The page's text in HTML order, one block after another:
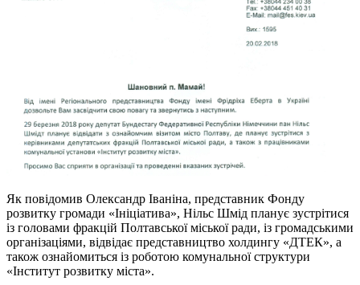
Як повідомив Олександр Іваніна, представник Фонду
розвитку громади «Ініціатива», Нільс Шмід планує зустрітися
із головами фракцій Полтавської міської ради, із громадськими
організаціями, відвідає представництво холдингу «ДТЕК», а
також ознайомиться із роботою комунальної структури
«Інститут розвитку міста».